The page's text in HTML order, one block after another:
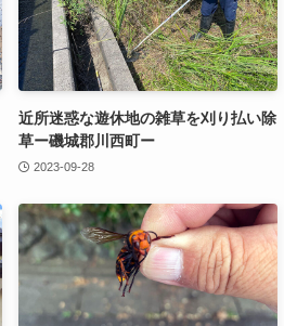
近所迷惑な遊休地の雑草を刈り払い除
草ー磯城郡川西町ー
2023-09-28